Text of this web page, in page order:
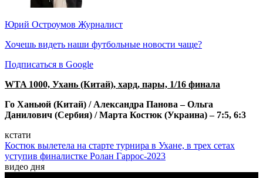
Юрий Остроумов Журналист
Хочешь видеть наши футбольные новости чаще?
Подписаться в Google
WTA 1000, Ухань (Китай), хард, пары, 1/16 финала
Го Ханьюй (Китай) / Александра Панова – Ольга
Данилович (Сербия) / Марта Костюк (Украина) – 7:5, 6:3
кстати
Костюк вылетела на старте турнира в Ухане, в трех сетах
уступив финалистке Ролан Гаррос-2023
видео дня